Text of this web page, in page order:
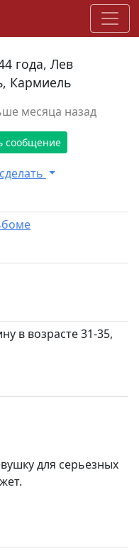
года, Лев
Кармиель
месяца назад
сообщение
альбоме
в возрасте 31-35,
для серьезных